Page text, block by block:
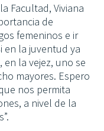
Facultad, Viviana
de
femeninos e ir
en la juventud ya
la vejez, uno se
mayores. Espero
nos permita
a nivel de la